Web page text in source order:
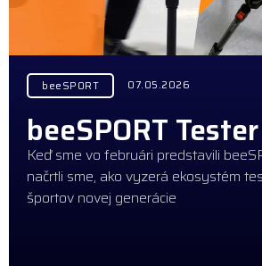
beeSPORT 07.05.2026
beeSPORT
Keď sme vo februári predstavili
načrtli sme, ako vyzerá ekosystém
športov novej generácie